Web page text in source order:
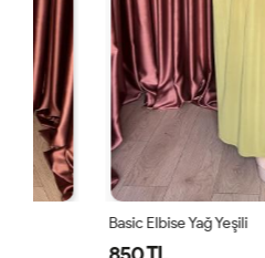
Basic Elbise Yağ Yeşili